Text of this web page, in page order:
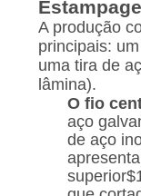
A produção
principais:
uma tira de
lâmina).
O fio
aço
de aço
superior